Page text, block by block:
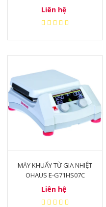
Liên hệ
MÁY KHUẤY TỪ GIA NHIỆT
OHAUS E-G71HS07C
Liên hệ